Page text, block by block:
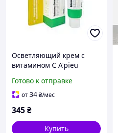
Осветляющий крем с
витамином С A'pieu
Готово к отправке
от34₴/мес
345₴
Купить